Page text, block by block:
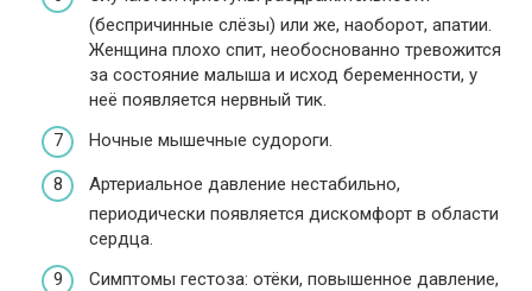
(беспричинные слёзы) или же, наоборот, апатии.
Женщина плохо спит, необоснованно тревожится
за состояние малыша и исход беременности, у
неё появляется нервный тик.
Ночные мышечные судороги.
Артериальное давление нестабильно,
периодически появляется дискомфорт в области
сердца.
Симптомы гестоза: отёки, повышенное давление,